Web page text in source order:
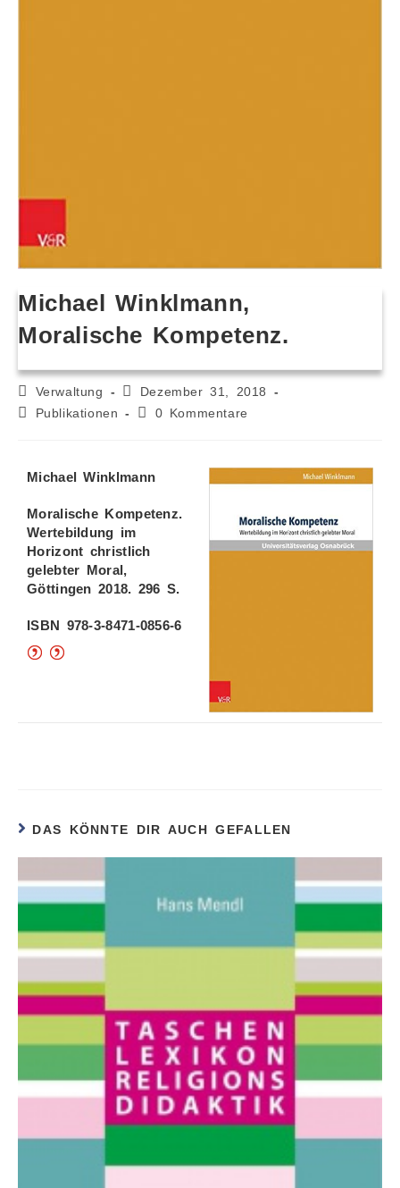
Michael Winklmann,
Moralische Kompetenz.
Verwaltung
Dezember 31, 2018
Publikationen
0 Kommentare
Michael Winklmann
Moralische Kompetenz.
Wertebildung im
Horizont christlich
gelebter Moral,
Göttingen 2018. 296 S.
ISBN 978-3-8471-0856-6
DAS KÖNNTE DIR AUCH GEFALLEN